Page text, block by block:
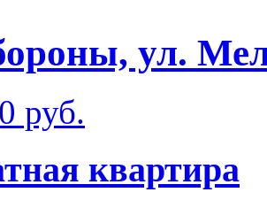
ул.
руб.
квартира